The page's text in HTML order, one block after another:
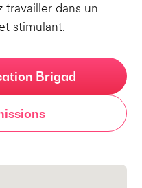
travailler dans un
stimulant.
Brigad